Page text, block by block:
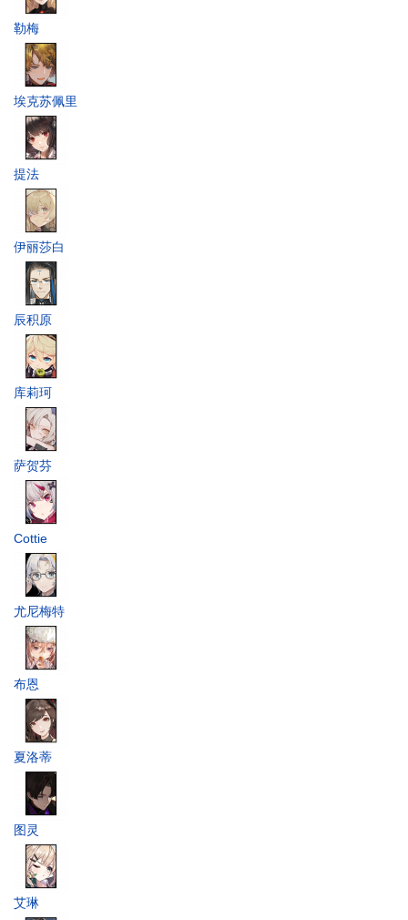
勒梅
埃克苏佩里
提法
伊丽莎白
辰积原
库莉珂
萨贺芬
Cottie
尤尼梅特
布恩
夏洛蒂
图灵
艾琳